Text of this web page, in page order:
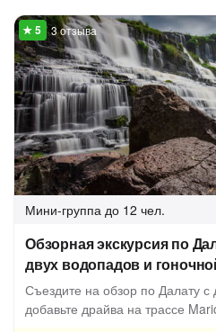
3 отзыва
Мини-группа до 12 чел.
Обзорная экскурсия по
двух водопадов и
Съездите на обзор по Далату
добавьте драйва на трассе